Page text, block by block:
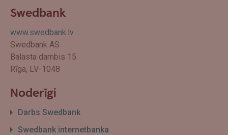
Swedbank
www.swedbank.lv
Swedbank AS
Balasta dambis 15
Rīga, LV-1048
Noderīgi
Darbs Swedbank
Swedbank internetbanka